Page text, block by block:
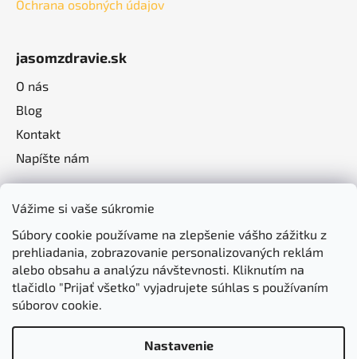
Vážime si vaše súkromie
Súbory cookie používame na zlepšenie vášho zážitku z
prehliadania, zobrazovanie personalizovaných reklám
alebo obsahu a analýzu návštevnosti. Kliknutím na
tlačidlo "Prijať všetko" vyjadrujete súhlas s používaním
súborov cookie.
Nastavenie
Ochrana osobných údajov
jasomzdravie.sk
O nás
Blog
Kontakt
Napíšte nám